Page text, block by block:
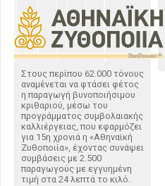
Στους περίπου 62.000 τόνους
αναμένεται να φτάσει φέτος
η παραγωγή βυνοποιήσιμου
κριθαριού, μέσω του
προγράμματος συμβολαιακής
καλλιέργειας, που εφαρμόζει
για 15η χρονιά η «Αθηναϊκή
Ζυθοποιία», έχοντας συνάψει
συμβάσεις με 2.500
παραγωγούς με εγγυημένη
τιμή στα 24 λεπτά το κιλό.